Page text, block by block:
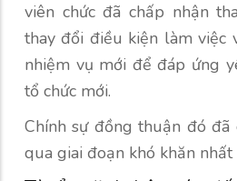
viên chức đã chấp nhận
thay đổi điều kiện làm việc
nhiệm vụ mới để đáp ứng
tổ chức mới.
Chính sự đồng thuận đó
qua giai đoạn khó khăn nhất